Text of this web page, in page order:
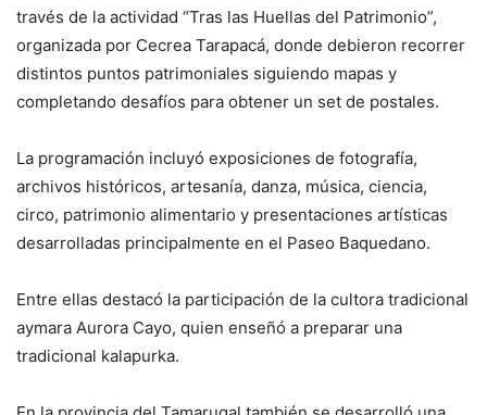
través de la actividad “Tras las Huellas del Patrimonio”,
organizada por Cecrea Tarapacá, donde debieron recorrer
distintos puntos patrimoniales siguiendo mapas y
completando desafíos para obtener un set de postales.
La programación incluyó exposiciones de fotografía,
archivos históricos, artesanía, danza, música, ciencia,
circo, patrimonio alimentario y presentaciones artísticas
desarrolladas principalmente en el Paseo Baquedano.
Entre ellas destacó la participación de la cultora tradicional
aymara Aurora Cayo, quien enseñó a preparar una
tradicional kalapurka.